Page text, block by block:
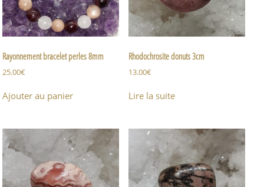
Rayonnement bracelet perles 8mm
25.00€
Ajouter au panier
Rhodochrosite donuts 3cm
13.00€
Lire la suite